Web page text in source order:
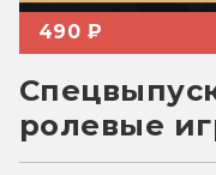
490 ₽
ролевые